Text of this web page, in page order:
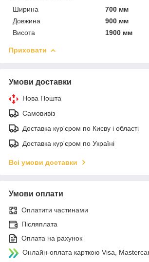
Ширина
700 мм
Довжина
900 мм
Висота
1900 мм
Приховати
Умови доставки
Нова Пошта
Самовивіз
Доставка кур'єром по Києву і області
Доставка кур'єром по Україні
Всі умови доставки
Умови оплати
Оплатити частинами
Післяплата
Оплата на рахунок
Онлайн-оплата карткою Visa,